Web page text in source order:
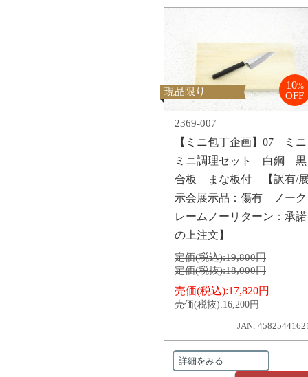
現品限り
10%
OFF
2369-007
【ミニ包丁企画】07 ミニ
ミニ調理セット 白鋼 黒
合板 まな板付 【訳有/
示会展示品：傷有 ノーク
レームノーリターン：承諾
の上注文】
定価(税込):19,800円
定価(税抜):18,000円
売価(税込):17,820円
売価(税抜):16,200円
JAN:
詳細をみる